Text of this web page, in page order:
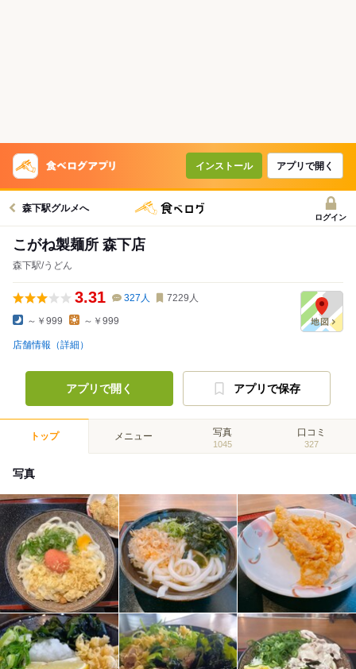
インストール アプリで開く
森下駅グルメへ
ログイン
こがね製麺所 森下店
森下駅/うどん
3.31 327 人 7229 人
～￥999 ～￥999
店舗情報（詳細）
アプリで開く アプリで保存
トップ メニュー 写真
1045
口コミ
327
写真